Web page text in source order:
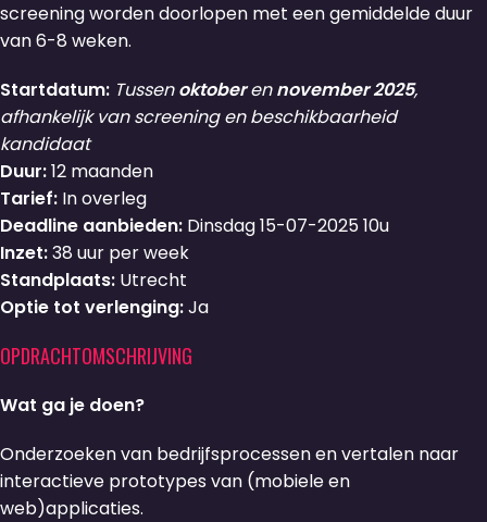
screening worden doorlopen met een gemiddelde duur
van 6-8 weken.
Startdatum: Tussenoktoberennovember 2025,
afhankelijk van screening en beschikbaarheid
kandidaat
Duur:12 maanden
Tarief: In overleg
Deadline aanbieden: Dinsdag 15-07-2025 10u
Inzet:38 uur per week
Standplaats: Utrecht
Optie tot verlenging:Ja
OPDRACHTOMSCHRIJVING
Wat ga je doen?
Onderzoeken van bedrijfsprocessen en vertalen naar
interactieve prototypes van (mobiele en
web)applicaties.